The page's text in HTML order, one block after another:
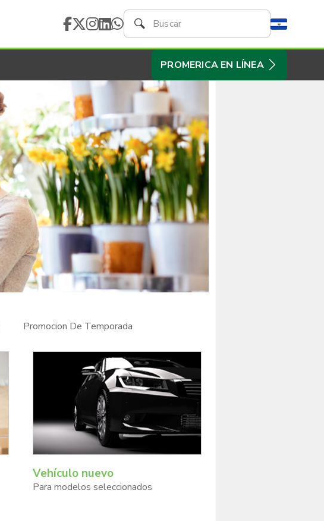
PROMERICA EN LÍNEA
Promocion De Temporada
Vehículo nuevo
Para modelos seleccionados